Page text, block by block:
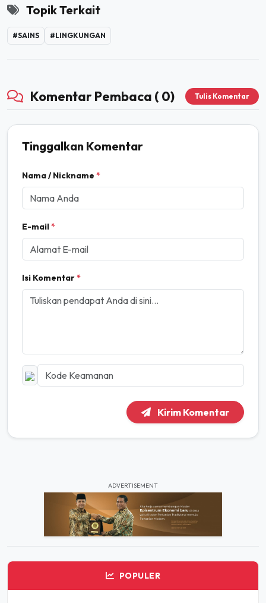
Topik Terkait
#SAINS #LINGKUNGAN
Komentar Pembaca ( 0) Tulis Komentar
Tinggalkan Komentar
Nama / Nickname *
E-mail*
Isi Komentar*
Kirim Komentar
ADVERTISEMENT
POPULER